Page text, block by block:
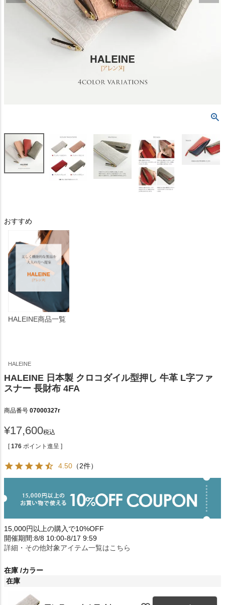
おすすめ
HALEINE商品一覧
HALEINE
HALEINE 日本製 クロコダイル型押し 牛革 L字ファ
スナー 長財布 4FA
商品番号 07000327r
¥17,600税込
[ 176 ポイント進呈 ]
4.50 （2件）
15,000円以上の購入で10%OFF
開催期間:8/8 10:00-8/17 9:59
詳細・その他対象アイテム一覧はこちら
在庫 カラー
在庫